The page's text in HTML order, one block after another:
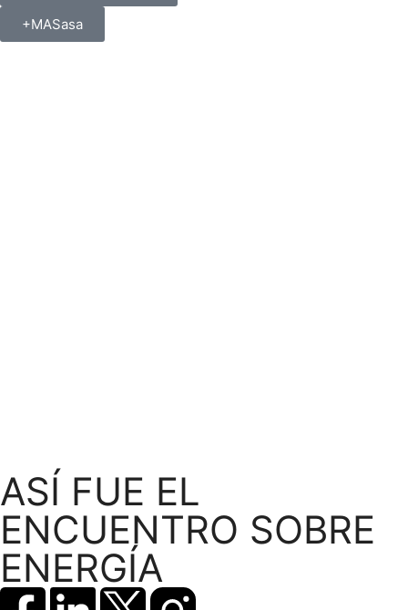
+MASasa
ASÍ FUE EL
ENCUENTRO SOBRE
ENERGÍA